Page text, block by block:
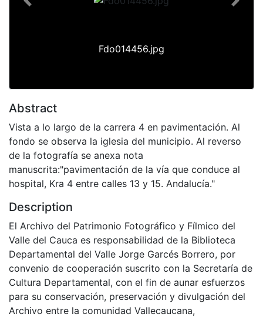
Fdo014456.jpg
Previous Next
Abstract
Vista a lo largo de la carrera 4 en pavimentación. Al
fondo se observa la iglesia del municipio. Al reverso
de la fotografía se anexa nota
manuscrita:"pavimentación de la vía que conduce al
hospital, Kra 4 entre calles 13 y 15. Andalucía."
Description
El Archivo del Patrimonio Fotográfico y Fílmico del
Valle del Cauca es responsabilidad de la Biblioteca
Departamental del Valle Jorge Garcés Borrero, por
convenio de cooperación suscrito con la Secretaría de
Cultura Departamental, con el fin de aunar esfuerzos
para su conservación, preservación y divulgación del
Archivo entre la comunidad Vallecaucana,